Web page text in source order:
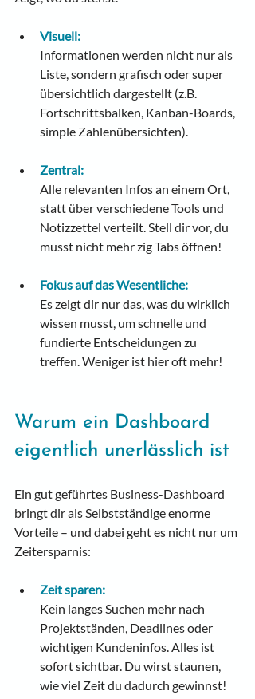
Visuell:
Informationen werden nicht nur als
Liste, sondern grafisch oder super
übersichtlich dargestellt (z.B.
Fortschrittsbalken, Kanban-Boards,
simple Zahlenübersichten).
Zentral:
Alle relevanten Infos an einem Ort,
statt über verschiedene Tools und
Notizzettel verteilt. Stell dir vor, du
musst nicht mehr zig Tabs öffnen!
Fokus auf das Wesentliche:
Es zeigt dir nur das, was du wirklich
wissen musst, um schnelle und
fundierte Entscheidungen zu
treffen. Weniger ist hier oft mehr!
Warum ein Dashboard
eigentlich unerlässlich ist
Ein gut geführtes Business-Dashboard
bringt dir als Selbstständige enorme
Vorteile – und dabei geht es nicht nur um
Zeitersparnis:
Zeit sparen:
Kein langes Suchen mehr nach
Projektständen, Deadlines oder
wichtigen Kundeninfos. Alles ist
sofort sichtbar. Du wirst staunen,
wie viel Zeit du dadurch gewinnst!